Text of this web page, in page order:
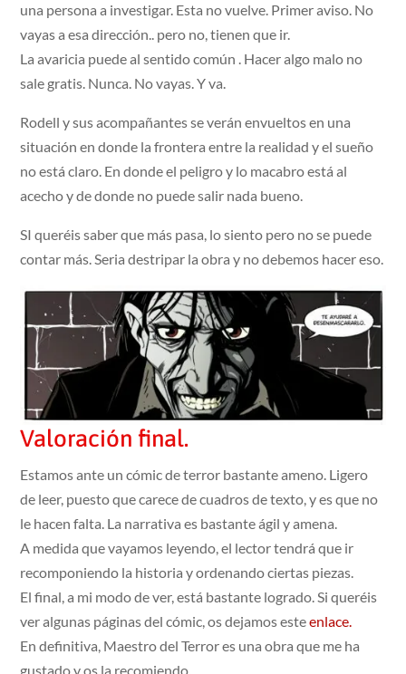
una persona a investigar. Esta no vuelve. Primer aviso. No
vayas a esa dirección.. pero no, tienen que ir.
La avaricia puede al sentido común . Hacer algo malo no
sale gratis. Nunca. No vayas. Y va.
Rodell y sus acompañantes se verán envueltos en una
situación en donde la frontera entre la realidad y el sueño
no está claro. En donde el peligro y lo macabro está al
acecho y de donde no puede salir nada bueno.
SI queréis saber que más pasa, lo siento pero no se puede
contar más. Seria destripar la obra y no debemos hacer eso.
Valoración final.
Estamos ante un cómic de terror bastante ameno. Ligero
de leer, puesto que carece de cuadros de texto, y es que no
le hacen falta. La narrativa es bastante ágil y amena.
A medida que vayamos leyendo, el lector tendrá que ir
recomponiendo la historia y ordenando ciertas piezas.
El final, a mi modo de ver, está bastante logrado. Si queréis
ver algunas páginas del cómic, os dejamos esteenlace.
En definitiva, Maestro del Terror es una obra que me ha
gustado y os la recomiendo.